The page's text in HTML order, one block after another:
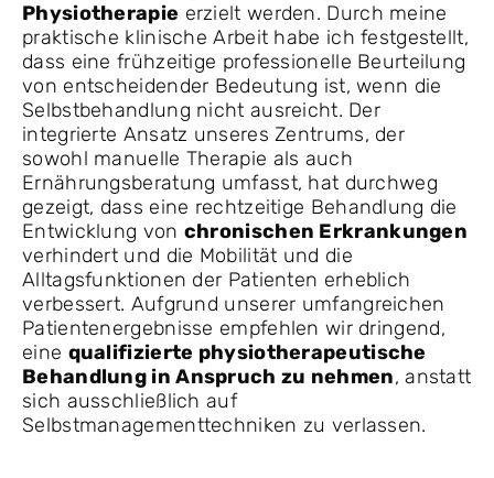
Physiotherapie erzielt werden. Durch meine
praktische klinische Arbeit habe ich festgestellt,
dass eine frühzeitige professionelle Beurteilung
von entscheidender Bedeutung ist, wenn die
Selbstbehandlung nicht ausreicht. Der
integrierte Ansatz unseres Zentrums, der
sowohl manuelle Therapie als auch
Ernährungsberatung umfasst, hat durchweg
gezeigt, dass eine rechtzeitige Behandlung die
Entwicklung von chronischen Erkrankungen
verhindert und die Mobilität und die
Alltagsfunktionen der Patienten erheblich
verbessert. Aufgrund unserer umfangreichen
Patientenergebnisse empfehlen wir dringend,
eine qualifizierte physiotherapeutische
Behandlung in Anspruch zu nehmen, anstatt
sich ausschließlich auf
Selbstmanagementtechniken zu verlassen.